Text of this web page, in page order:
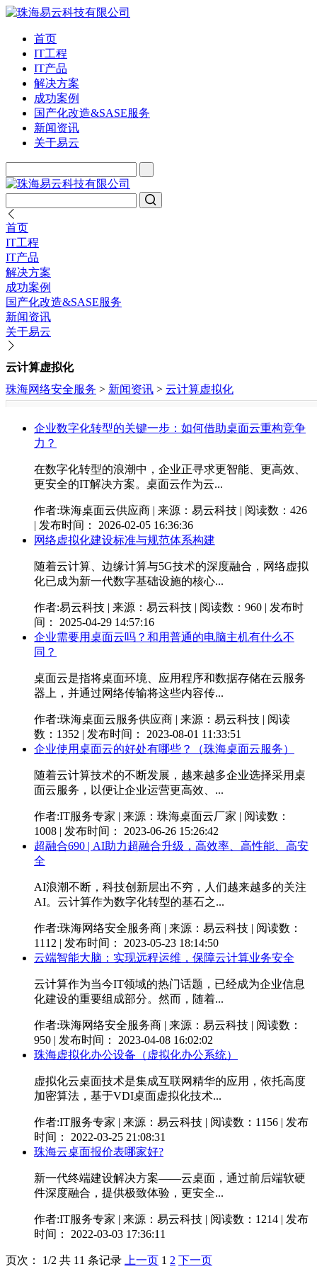
首页
IT工程
IT产品
解决方案
成功案例
国产化改造&SASE服务
新闻资讯
关于易云
首页
IT工程
IT产品
解决方案
成功案例
国产化改造&SASE服务
新闻资讯
关于易云
云计算虚拟化
珠海网络安全服务 > 新闻资讯 > 云计算虚拟化
企业数字化转型的关键一步：如何借助桌面云重构竞争
力？
在数字化转型的浪潮中，企业正寻求更智能、更高效、
更安全的IT解决方案。桌面云作为云...
作者:珠海桌面云供应商 | 来源：易云科技 | 阅读数：426
| 发布时间： 2026-02-05 16:36:36
网络虚拟化建设标准与规范体系构建
随着云计算、边缘计算与5G技术的深度融合，网络虚拟
化已成为新一代数字基础设施的核心...
作者:易云科技 | 来源：易云科技 | 阅读数：960 | 发布时
间： 2025-04-29 14:57:16
企业需要用桌面云吗？和用普通的电脑主机有什么不
同？
桌面云是指将桌面环境、应用程序和数据存储在云服务
器上，并通过网络传输将这些内容传...
作者:珠海桌面云服务供应商 | 来源：易云科技 | 阅读
数：1352 | 发布时间： 2023-08-01 11:33:51
企业使用桌面云的好处有哪些？（珠海桌面云服务）
随着云计算技术的不断发展，越来越多企业选择采用桌
面云服务，以便让企业运营更高效、...
作者:IT服务专家 | 来源：珠海桌面云厂家 | 阅读数：
1008 | 发布时间： 2023-06-26 15:26:42
超融合690 | AI助力超融合升级，高效率、高性能、高安
全
AI浪潮不断，科技创新层出不穷，人们越来越多的关注
AI。云计算作为数字化转型的基石之...
作者:珠海网络安全服务商 | 来源：易云科技 | 阅读数：
1112 | 发布时间： 2023-05-23 18:14:50
云端智能大脑：实现远程运维，保障云计算业务安全
云计算作为当今IT领域的热门话题，已经成为企业信息
化建设的重要组成部分。然而，随着...
作者:珠海网络安全服务商 | 来源：易云科技 | 阅读数：
950 | 发布时间： 2023-04-08 16:02:02
珠海虚拟化办公设备（虚拟化办公系统）
虚拟化云桌面技术是集成互联网精华的应用，依托高度
加密算法，基于VDI桌面虚拟化技术...
作者:IT服务专家 | 来源：易云科技 | 阅读数：1156 | 发布
时间： 2022-03-25 21:08:31
珠海云桌面报价表哪家好?
新一代终端建设解决方案——云桌面，通过前后端软硬
件深度融合，提供极致体验，更安全...
作者:IT服务专家 | 来源：易云科技 | 阅读数：1214 | 发布
时间： 2022-03-03 17:36:11
页次： 1/2 共 11 条记录 上一页 1 2 下一页